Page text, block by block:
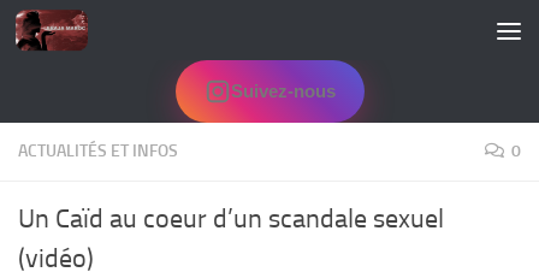
Skip to content
Suivez-nous
ACTUALITÉS ET INFOS 0
Un Caïd au coeur d’un scandale sexuel
(vidéo)